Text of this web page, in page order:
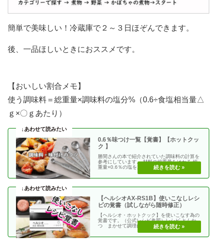
簡単で美味しい！冷蔵庫で２～３日ほぞんできます。
後、一品ほしいときにおススメです。
【おいしい割合メモ】
使う調味料＝総重量×調味料の塩分%（0.6÷食塩相当量△
ｇ×〇ｇあたり）
0.6％味つけ一覧【覚書】【ホットクッ
ク 】
勝間さんの本で紹介されていた調味料の計算を
参考にしています。 材料の総重量をはかる 総
重量×0.6％の塩を加える 使う調味料＝（総重
【ヘルシオAX-RS1B】使いこなしレシ
ピの覚書（試しながら随時修正）
【ヘルシオ・ホットクック】を使いこなす為の
覚書です。（公式レシピ参照）レシピ とんか
つ まかせて調理(網焼き・揚げる) エビフラ